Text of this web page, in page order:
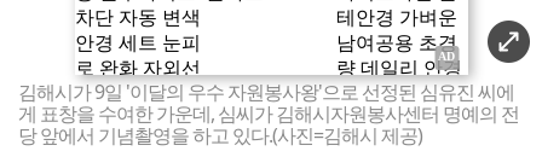
김해시가 9일 '이달의 우수 자원봉사왕'으로 선정된 심유진 씨에
게 표창을 수여한 가운데, 심씨가 김해시자원봉사센터 명예의 전
당 앞에서 기념촬영을 하고 있다.(사진=김해시 제공)